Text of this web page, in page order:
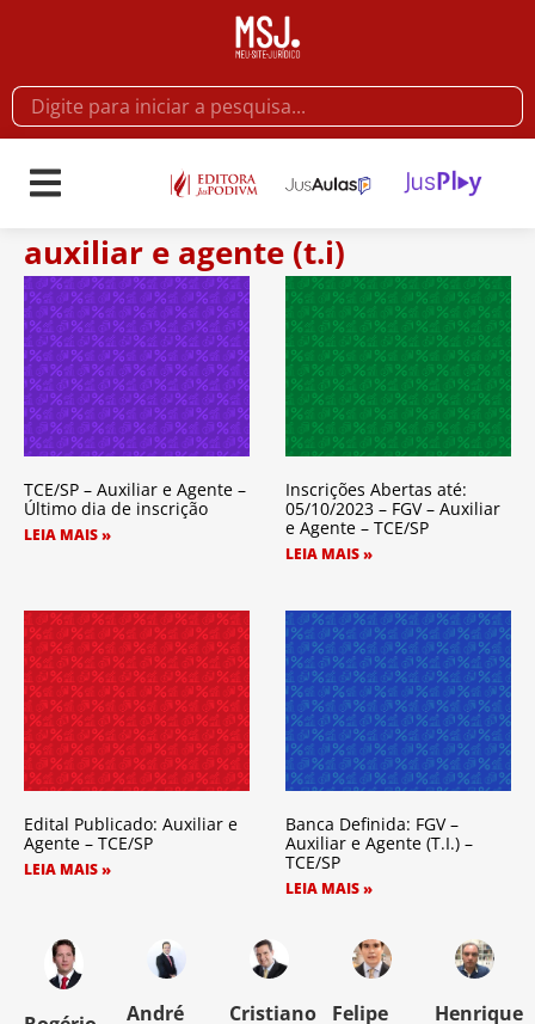
auxiliar e agente (t.i)
TCE/SP – Auxiliar e Agente –
Último dia de inscrição
LEIA MAIS »
Inscrições Abertas até:
05/10/2023 – FGV – Auxiliar
e Agente – TCE/SP
LEIA MAIS »
Edital Publicado: Auxiliar e
Agente – TCE/SP
LEIA MAIS »
Banca Definida: FGV –
Auxiliar e Agente (T.I.) –
TCE/SP
LEIA MAIS »
André
Cristiano
Felipe
Henrique